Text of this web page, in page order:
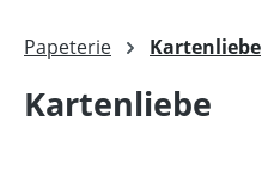
Papeterie Kartenliebe
Kartenliebe